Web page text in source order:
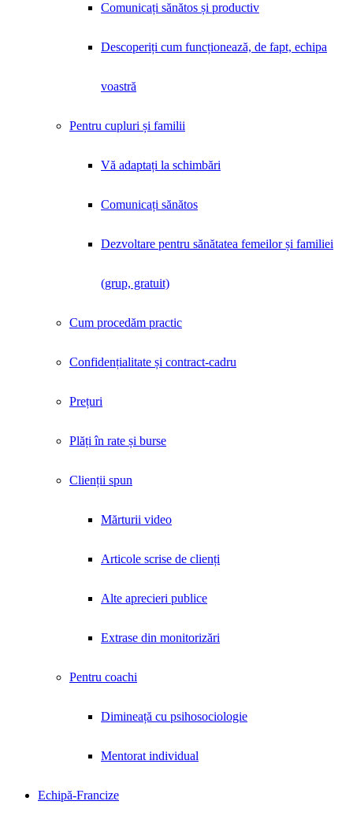
Comunicați sănătos și productiv
Descoperiți cum funcționează, de fapt, echipa
voastră
Pentru cupluri și familii
Vă adaptați la schimbări
Comunicați sănătos
Dezvoltare pentru sănătatea femeilor și familiei
(grup, gratuit)
Cum procedăm practic
Confidențialitate și contract-cadru
Prețuri
Plăți în rate și burse
Clienții spun
Mărturii video
Articole scrise de clienți
Alte aprecieri publice
Extrase din monitorizări
Pentru coachi
Dimineață cu psihosociologie
Mentorat individual
Echipă-Francize